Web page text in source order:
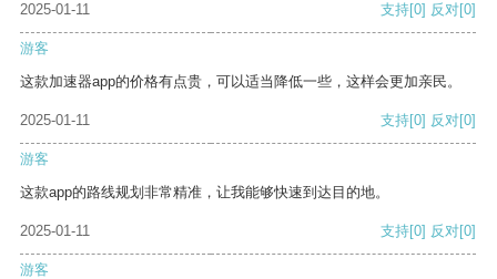
2025-01-11 支持[0] 反对[0]
游客
这款加速器app的价格有点贵，可以适当降低一些，这样会更加亲民。
2025-01-11 支持[0] 反对[0]
游客
这款app的路线规划非常精准，让我能够快速到达目的地。
2025-01-11 支持[0] 反对[0]
游客